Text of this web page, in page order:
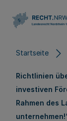
Startseite
Richtlinien
investiven
Rahmen des